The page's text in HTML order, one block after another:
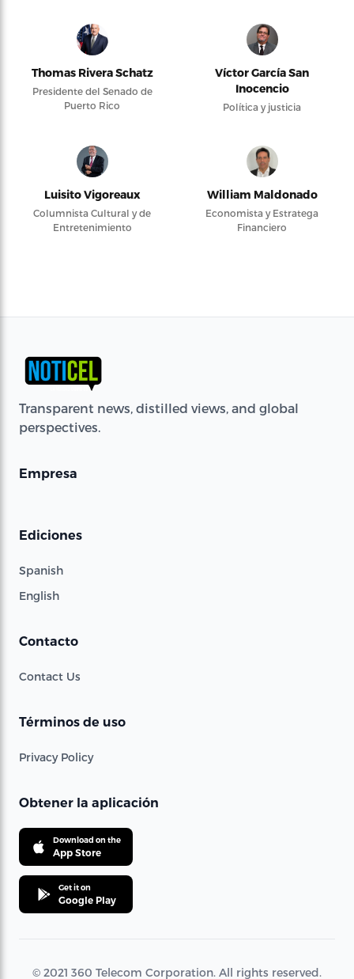
Thomas Rivera Schatz
Presidente del Senado de
Puerto Rico
Víctor García San
Inocencio
Política y justicia
Luisito Vigoreaux
Columnista Cultural y de
Entretenimiento
William Maldonado
Economista y Estratega
Financiero
Transparent news, distilled views, and global
perspectives.
Empresa
Ediciones
Spanish
English
Contacto
Contact Us
Términos de uso
Privacy Policy
Obtener la aplicación
Download on the
App Store
Get it on
Google Play
© 2021 360 Telecom Corporation. All rights reserved.